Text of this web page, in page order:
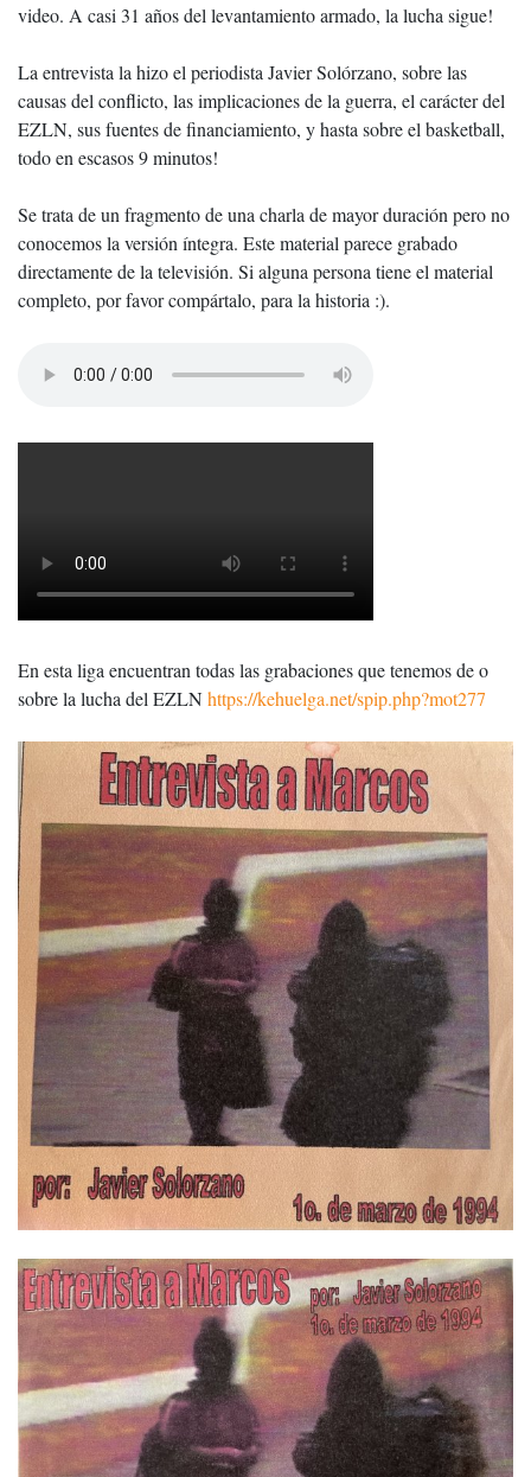
video. A casi 31 años del levantamiento armado, la lucha sigue!
La entrevista la hizo el periodista Javier Solórzano, sobre las
causas del conflicto, las implicaciones de la guerra, el carácter del
EZLN, sus fuentes de financiamiento, y hasta sobre el basketball,
todo en escasos 9 minutos!
Se trata de un fragmento de una charla de mayor duración pero no
conocemos la versión íntegra. Este material parece grabado
directamente de la televisión. Si alguna persona tiene el material
completo, por favor compártalo, para la historia :).
En esta liga encuentran todas las grabaciones que tenemos de o
sobre la lucha del EZLNhttps://kehuelga.net/spip.php?mot277